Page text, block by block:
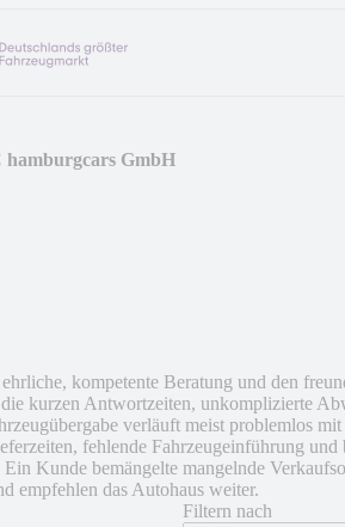
hamburgcars GmbH
kompetente Beratung und den
die kurzen Antwortzeiten, unkomplizierte
verläuft meist problemlos
fehlende Fahrzeugeinführung und
Kunde bemängelte mangelnde
empfehlen das Autohaus weiter.
Filtern nach